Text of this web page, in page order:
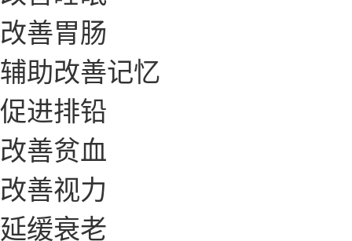
改善胃肠
辅助改善记忆
促进排铅
改善贫血
改善视力
延缓衰老